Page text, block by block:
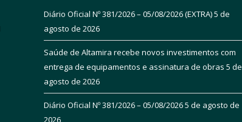
Diário Oficial Nº 381/2026 – 05/08/2026 (EXTRA)5 de
agosto de 2026
Saúde de Altamira recebe novos investimentos com
entrega de equipamentos e assinatura de obras 5 de
agosto de 2026
Diário Oficial Nº 381/2026 – 05/08/20265 de agosto de
2026